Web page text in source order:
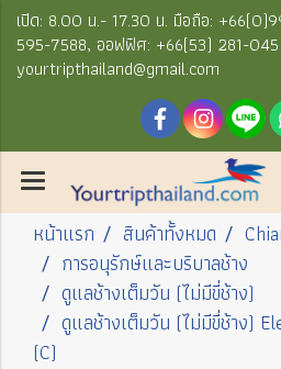
เปิด: 8.00 น.- 17.30 น. มือถือ:
595-7588, ออฟฟิศ: +66(53) 281-045
yourtripthailand@gmail.com
หน้าแรก สินค้าทั้งหมด
การอนุรักษ์และบริบาลช้าง
ดูแลช้างเต็มวัน (ไม่มีขี่ช้าง)
ดูแลช้างเต็มวัน (ไม่มีขี่ช้าง)
(C)